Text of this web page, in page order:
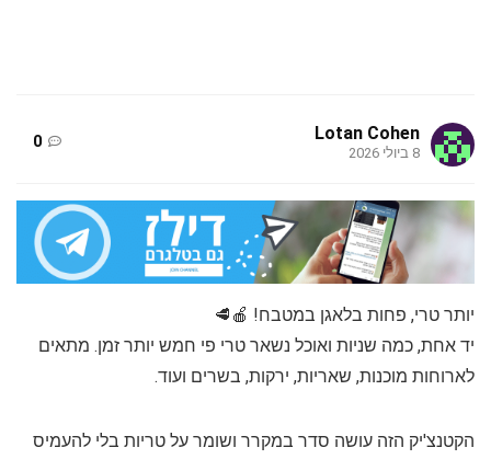
Lotan Cohen
8 ביולי 2026
0
יותר טרי, פחות בלאגן במטבח! 🍎🥩
יד אחת, כמה שניות ואוכל נשאר טרי פי חמש יותר זמן. מתאים
לארוחות מוכנות, שאריות, ירקות, בשרים ועוד.
הקטנצ'יק הזה עושה סדר במקרר ושומר על טריות בלי להעמיס